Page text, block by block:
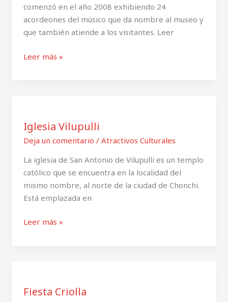
comenzó en el año 2008 exhibiendo 24
acordeones del músico que da nombre al museo y
que también atiende a los visitantes. Leer
Leer más »
Iglesia Vilupulli
Deja un comentario / Atractivos Culturales
La iglesia de San Antonio de Vilupulli es un templo
católico que se encuentra en la localidad del
mismo nombre, al norte de la ciudad de Chonchi.
Está emplazada en
Leer más »
Fiesta Criolla